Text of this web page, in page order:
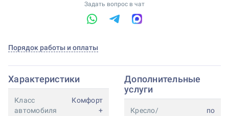
Задать вопрос в чат
Порядок работы и оплаты
Характеристики
Класс
автомобиля
Комфорт
+
Дополнительные
услуги
Кресло/
по